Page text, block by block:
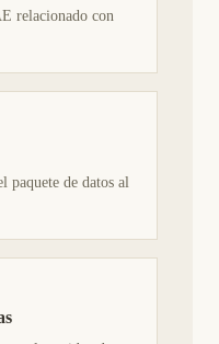
relacionado con
paquete de datos al